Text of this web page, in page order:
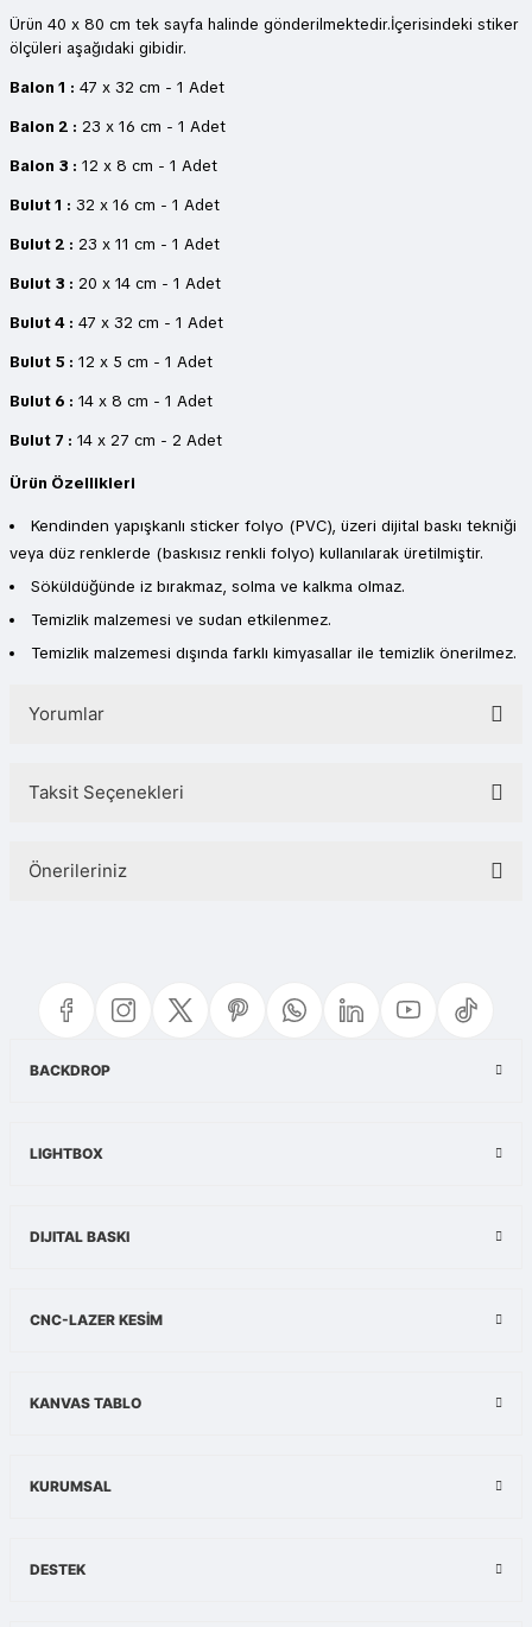
Ürün 40 x 80 cm tek sayfa halinde gönderilmektedir.İçerisindeki stiker
ölçüleri aşağıdaki gibidir.
Balon 1 : 47 x 32 cm - 1 Adet
Balon 2 : 23 x 16 cm - 1 Adet
Balon 3 : 12 x 8 cm - 1 Adet
Bulut 1 : 32 x 16 cm - 1 Adet
Bulut 2 : 23 x 11 cm - 1 Adet
Bulut 3 : 20 x 14 cm - 1 Adet
Bulut 4 : 47 x 32 cm - 1 Adet
Bulut 5 : 12 x 5 cm - 1 Adet
Bulut 6 : 14 x 8 cm - 1 Adet
Bulut 7 : 14 x 27 cm - 2 Adet
Ürün Özellikleri
Kendinden yapışkanlı sticker folyo (PVC), üzeri dijital baskı tekniği
veya düz renklerde (baskısız renkli folyo) kullanılarak üretilmiştir.
Söküldüğünde iz bırakmaz, solma ve kalkma olmaz.
Temizlik malzemesi ve sudan etkilenmez.
Temizlik malzemesi dışında farklı kimyasallar ile temizlik önerilmez.
Yorumlar
Taksit Seçenekleri
Önerileriniz
Görüş ve önerileriniz için teşekkür ederiz.
Ürün resmi kalitesiz, bozuk veya görüntülenemiyor.
BACKDROP
LIGHTBOX
DIJITAL BASKI
CNC-LAZER KESİM
KANVAS TABLO
KURUMSAL
DESTEK